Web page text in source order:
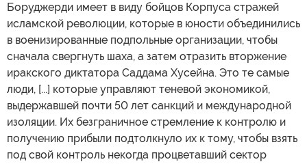
Боруджерди имеет в виду бойцов Корпуса стражей
исламской революции, которые в юности объединились
в военизированные подпольные организации, чтобы
сначала свергнуть шаха, а затем отразить вторжение
иракского диктатора Саддама Хусейна. Это те самые
люди, [...] которые управляют теневой экономикой,
выдержавшей почти 50 лет санкций и международной
изоляции. Их безграничное стремление к контролю и
получению прибыли подтолкнуло их к тому, чтобы взять
под свой контроль некогда процветавший сектор